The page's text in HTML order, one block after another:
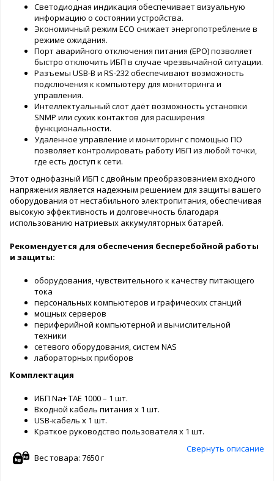
Светодиодная индикация обеспечивает визуальную
информацию о состоянии устройства.
Экономичный режим ECO снижает энергопотребление в
режиме ожидания.
Порт аварийного отключения питания (EPO) позволяет
быстро отключить ИБП в случае чрезвычайной ситуации.
Разъемы USB-B и RS-232 обеспечивают возможность
подключения к компьютеру для мониторинга и
управления.
Интеллектуальный слот даёт возможность установки
SNMP или сухих контактов для расширения
функциональности.
Удаленное управление и мониторинг с помощью ПО
позволяет контролировать работу ИБП из любой точки,
где есть доступ к сети.
Этот однофазный ИБП с двойным преобразованием входного
напряжения является надежным решением для защиты вашего
оборудования от нестабильного электропитания, обеспечивая
высокую эффективность и долговечность благодаря
использованию натриевых аккумуляторных батарей.
Рекомендуется для обеспечения бесперебойной работы
и защиты:
оборудования, чувствительного к качеству питающего
тока
персональных компьютеров и графических станций
мощных серверов
периферийной компьютерной и вычислительной
техники
сетевого оборудования, систем NAS
лабораторных приборов
Комплектация
ИБП Na+ TAE 1000 – 1 шт.
Входной кабель питания х 1 шт.
USB-кабель х 1 шт.
Краткое руководство пользователя х 1 шт.
Свернуть описание
Вес товара: 7650 г